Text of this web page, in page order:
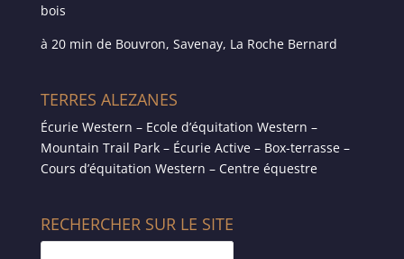
bois
à 20 min de Bouvron, Savenay, La Roche Bernard
TERRES ALEZANES
Écurie Western – Ecole d’équitation Western –
Mountain Trail Park – Écurie Active – Box-terrasse –
Cours d’équitation Western – Centre équestre
RECHERCHER SUR LE SITE